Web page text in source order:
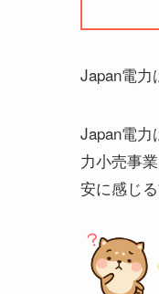
Japan電力
Japan電
力小売事
安に感じ